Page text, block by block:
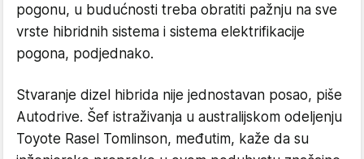
pogonu, u budućnosti treba obratiti pažnju na sve
vrste hibridnih sistema i sistema elektrifikacije
pogona, podjednako.
Stvaranje dizel hibrida nije jednostavan posao, piše
Autodrive. Šef istraživanja u australijskom odeljenju
Toyote Rasel Tomlinson, međutim, kaže da su